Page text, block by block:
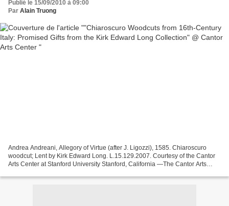
Publié le 15/09/2010 à 09:00
Par Alain Truong
Andrea Andreani, Allegory of Virtue (after J. Ligozzi), 1585. Chiaroscuro
woodcut; Lent by Kirk Edward Long. L.15.129.2007. Courtesy of the Cantor
Arts Center at Stanford University Stanford, California —The Cantor Arts